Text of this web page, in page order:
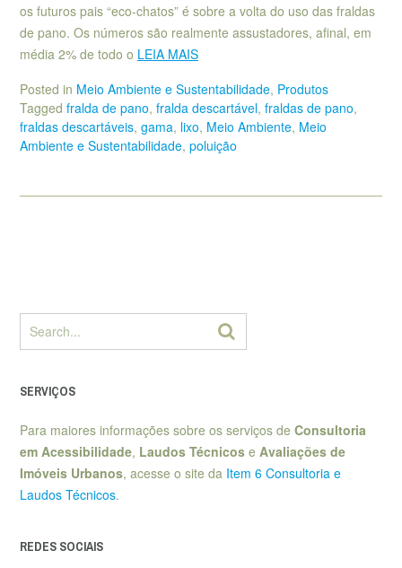
os futuros pais “eco-chatos” é sobre a volta do uso das fraldas
de pano. Os números são realmente assustadores, afinal, em
média 2% de todo o LEIA MAIS
Posted in Meio Ambiente e Sustentabilidade, Produtos
Tagged fralda de pano, fralda descartável, fraldas de pano,
fraldas descartáveis, gama, lixo, Meio Ambiente, Meio
Ambiente e Sustentabilidade, poluição
SERVIÇOS
Para maiores informações sobre os serviços de Consultoria
em Acessibilidade, Laudos Técnicos e Avaliações de
Imóveis Urbanos, acesse o site da Item 6 Consultoria e
Laudos Técnicos.
REDES SOCIAIS